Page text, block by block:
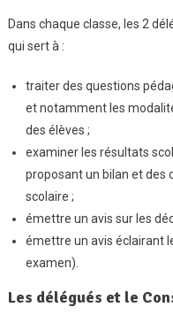
Dans chaque classe, les 2
qui sert à :
traiter des questions
et notamment les
des élèves ;
examiner les résultats
proposant un bilan et des
scolaire ;
émettre un avis sur les
émettre un avis éclairant
examen).
Les délégués et le